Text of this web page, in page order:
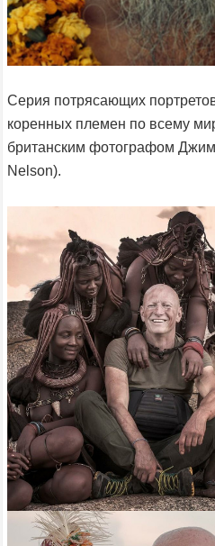
Серия потрясающих
коренных племен по всему
британским фотографом
Nelson).